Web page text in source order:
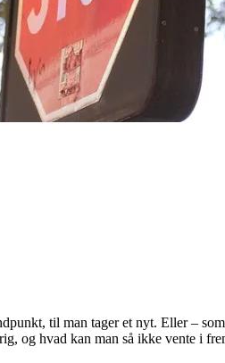
til man tager et nyt. Eller –
og hvad kan man så ikke vente i